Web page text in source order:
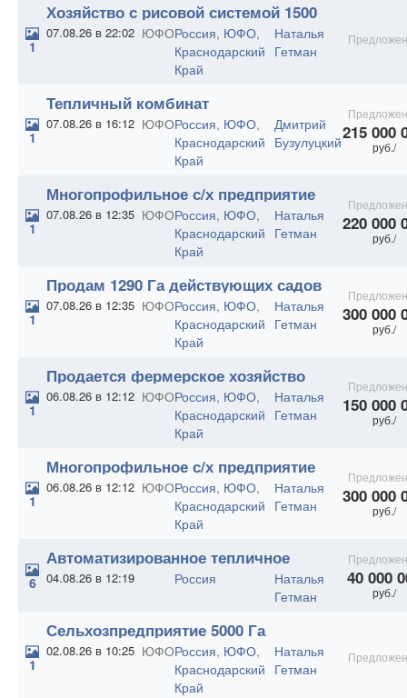
1
Хозяйство с рисовой системой 1500
Га
07.08.26 в 22:02 ЮФОРоссия, ЮФО,
Краснодарский
Край
Наталья
Гетман
1
Тепличный комбинат
215 000
руб./
07.08.26 в 16:12 ЮФОРоссия, ЮФО,
Краснодарский
Край
Дмитрий
Бузулуцкий
1
Многопрофильное с/х предприятие
1500 Га.
220 000
руб./
07.08.26 в 12:35 ЮФОРоссия, ЮФО,
Краснодарский
Край
Наталья
Гетман
1
Продам 1290 Га действующих садов
в Краснодарском крае
300 000
руб./
07.08.26 в 12:35 ЮФОРоссия, ЮФО,
Краснодарский
Край
Наталья
Гетман
1
Продается фермерское хозяйство
1271 Га.
150 000
руб./
06.08.26 в 12:12 ЮФОРоссия, ЮФО,
Краснодарский
Край
Наталья
Гетман
1
Многопрофильное с/х предприятие
1150 Га.
300 000
руб./
06.08.26 в 12:12 ЮФОРоссия, ЮФО,
Краснодарский
Край
Наталья
Гетман
6
Автоматизированное тепличное
хозяйство 40 000
руб./
04.08.26 в 12:19 Россия
Наталья
Гетман
1
Сельхозпредприятие 5000 Га
02.08.26 в 10:25 ЮФОРоссия, ЮФО,
Краснодарский
Край
Наталья
Гетман